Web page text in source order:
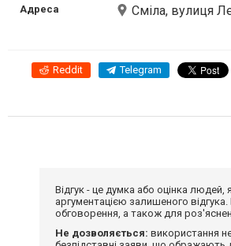
Адреса Сміла, вулиця
Reddit Telegram
Відгук - це думка або оцінка
аргументацією залишеного
обговорення, а також для
Не дозволяється: використання